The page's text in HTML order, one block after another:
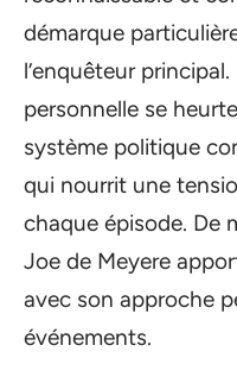
démarque
l’enquêteur
personnelle se
système politique
qui nourrit une
chaque épisode. De
Joe de Meyere
avec son approche
événements.